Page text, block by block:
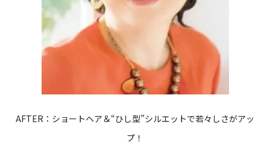
AFTER：ショートヘア＆“ひし型”シルエットで若々しさがアッ
プ！